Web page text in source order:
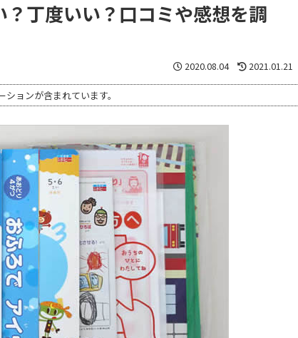
丁度いい？口コミや感想を調
2020.08.04 2021.01.21
ョンが含まれています。